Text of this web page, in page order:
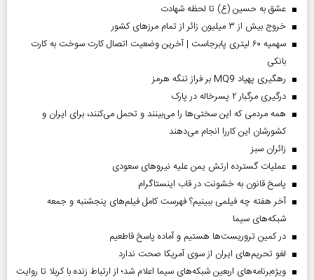
عشق به حسین (ع) تا لحظه شهادت
خروج بیش از ۳ میلیون زائر از تمام مرز‌های کشور
سهمیه ۶۰ لیتری پابرجاست | آخرین وضعیت اتصال کارت سوخت به کارت
بانکی
رهگیری پهپاد MQ9 بر فراز تنگه هرمز
درگیری مرگبار ۲ پسرخاله در پارک
همه مردمی که این سختی‌ها را می‌بینند و تحمل می‌کنند، برای ایران و
کشورشان این کاررا انجام می‌دهند
‌زائران سبز
عملیات گسترده ارتش یمن علیه نیروهای سعودی
پاسخ قانون به خشونت در قاب اینستاگرام
آخر هفته چه فیلمی ببینیم؟ فهرست کامل فیلم‌های پنجشنبه و جمعه
شبکه‌های سیما
در کمین تروریست‌ها هستیم و آماده پاسخ قاطعیم
لغو تحریم‌های ایران از سوی آمریکا صحت ندارد
ویژه‌برنامه‌های اربعین شبکه‌های سیما اعلام شد؛ از ارتباط زنده با کربلا تا روایت